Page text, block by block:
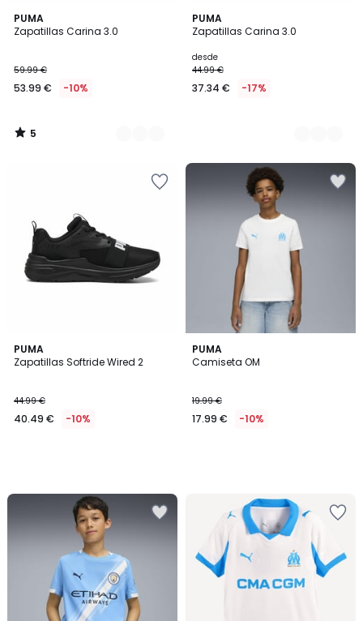
PUMA
Zapatillas Carina 3.0
59.99 €
53.99 € -10%
5
/
2
Colores
5
/
PUMA
Zapatillas Carina 3.0
desde
44.99 €
37.34 € -17%
2
Colores
PUMA
Zapatillas Softride Wired 2
44.99 €
40.49 € -10%
PUMA
Camiseta OM
19.99 €
17.99 € -10%